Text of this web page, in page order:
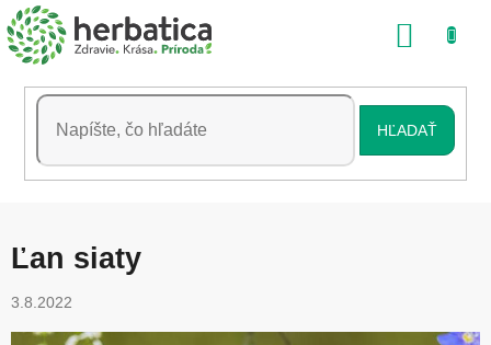
Prejsť
na
obsah
HĽADAŤ
Ľan siaty
3.8.2022